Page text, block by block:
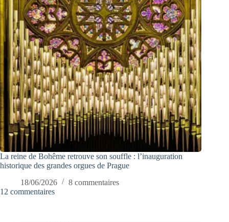
La reine de Bohême retrouve son souffle : l’inauguration
historique des grandes orgues de Prague
18/06/2026
8 commentaires
12 commentaires